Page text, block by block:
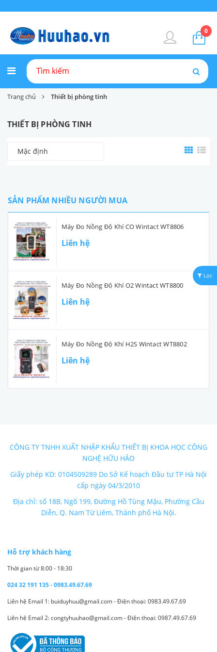
0
Trang chủ Thiết bị phòng tinh
THIẾT BỊ PHÒNG TINH
Mặc định
SẢN PHẨM NHIỀU NGƯỜI MUA
Máy Đo Nồng Độ Khí CO Wintact WT8806
Liên hệ
Máy Đo Nồng Độ Khí O2 Wintact WT8800
Liên hệ
Máy Đo Nồng Độ Khí H2S Wintact WT8802
Liên hệ
Lọc
CÔNG TY TNHH XUẤT NHẬP KHẨU THIẾT BỊ KHOA HỌC CÔNG
NGHỆ HỮU HẢO
Giấy phép KD: 0104509289 Do Sở Kế hoạch Đầu tư TP Hà Nội
cấp ngày 04/3/2010
Địa chỉ: số 18B, Ngõ 199, Đường Hồ Tùng Mậu, Phường Cầu
Diễn, Q. Nam Từ Liêm, Thành phố Hà Nội.
Hỗ trợ khách hàng
Thời gian từ 8:00 - 18:30
024 32 191 135 - 0983.49.67.69
Liên hệ Email 1: buiduyhuu@gmail.com - Điện thoại: 0983.49.67.69
Liên hệ Email 2: congtyhuuhao@gmail.com - Điện thoại: 0987.49.67.69